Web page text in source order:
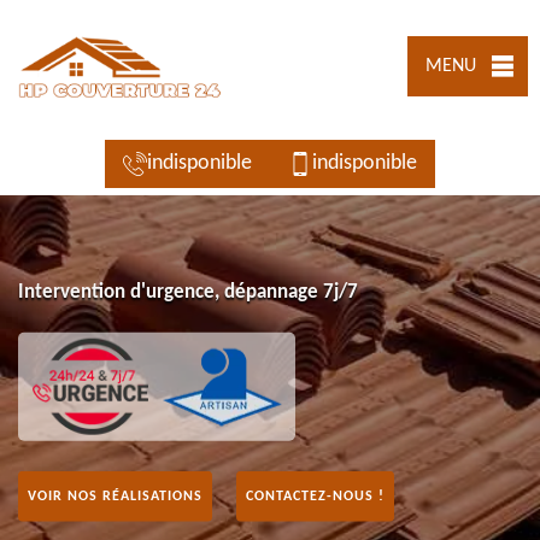
MENU
indisponible indisponible
Intervention d'urgence, dépannage 7j/7
VOIR NOS RÉALISATIONS CONTACTEZ-NOUS !